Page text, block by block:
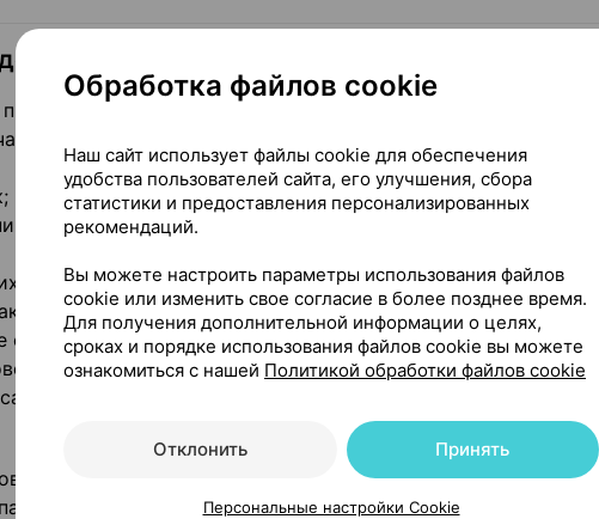
с лечащим врачом или работником
врача, если какой-либо из нижеуказанных пунктов
Врачу может потребоваться уменьшить дозу
или предрасположенность к бронхоспастическим реакциям;
называемая стенокардия Принцметала;
сердца;
сахара в крови). Препарат может маскировать признаки,
в крови (гипогликемия), поэтому следует регулярно
(заболевание периферических кровеносных сосудов);
рук и ног (синдром Рейно).
Обработка файлов cookie
Наш сайт использует файлы cookie для обеспечения
удобства пользователей сайта, его улучшения, сбора
статистики и предоставления персонализированных
рекомендаций.
Вы можете настроить параметры использования файлов
cookie или изменить свое согласие в более позднее время.
Для получения дополнительной информации о целях,
сроках и порядке использования файлов cookie вы можете
ознакомиться с нашей Политикой обработки файлов cookie
Отклонить Принять
Персональные настройки Cookie